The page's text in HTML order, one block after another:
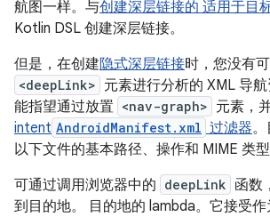
航图一样。与创建深层链接的 适用于目
Kotlin DSL 创建深层链接。
但是，在创建隐式深层链接时，您没有
<deepLink> 元素进行分析的 XML 导
能指望通过放置 <nav-graph> 元素，
intent AndroidManifest.xml 过滤器
以下文件的基本路径、操作和 MIME 类
可通过调用浏览器中的 deepLink 函数
到目的地。 目的地的 lambda。它接受